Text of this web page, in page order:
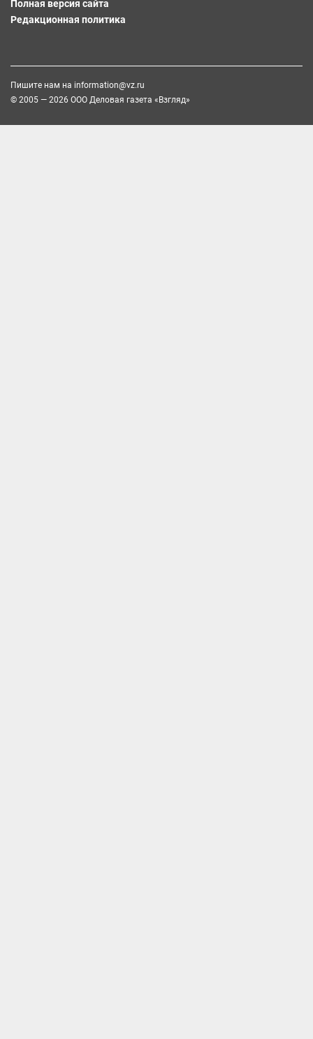
Полная версия сайта
Редакционная политика
Пишите нам на information@vz.ru
© 2005 — 2026 ООО Деловая газета «Взгляд»